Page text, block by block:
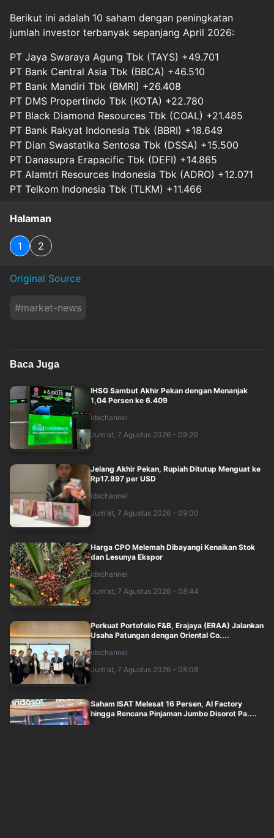
Berikut ini adalah 10 saham dengan peningkatan
jumlah investor terbanyak sepanjang April 2026:
PT Jaya Swaraya Agung Tbk (TAYS) +49.701
PT Bank Central Asia Tbk (BBCA) +46.510
PT Bank Mandiri Tbk (BMRI) +26.408
PT DMS Propertindo Tbk (KOTA) +22.780
PT Black Diamond Resources Tbk (COAL) +21.485
PT Bank Rakyat Indonesia Tbk (BBRI) +18.649
PT Dian Swastatika Sentosa Tbk (DSSA) +15.500
PT Danasupra Erapacific Tbk (DEFI) +14.865
PT Alamtri Resources Indonesia Tbk (ADRO) +12.071
PT Telkom Indonesia Tbk (TLKM) +11.466
Halaman
1 2
Original Source
#market-news
Baca Juga
IHSG Sambut Akhir Pekan dengan Menanjak
1,04 Persen ke 6.409
idxchannel
Jum'at, 7 Agustus 2026 - 09:20
Jelang Akhir Pekan, Rupiah Ditutup Menguat ke
Rp17.897 per USD
idxchannel
Jum'at, 7 Agustus 2026 - 09:00
Harga CPO Melemah Dibayangi Kenaikan Stok
dan Lesunya Ekspor
idxchannel
Jum'at, 7 Agustus 2026 - 08:44
Perkuat Portofolio F&B, Erajaya (ERAA) Jalankan
Usaha Patungan dengan Oriental Co....
idxchannel
Jum'at, 7 Agustus 2026 - 08:08
Saham ISAT Melesat 16 Persen, AI Factory
hingga Rencana Pinjaman Jumbo Disorot Pa....